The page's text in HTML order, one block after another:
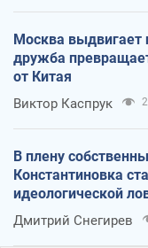
Москва выдвигает
дружба
от Китая
Виктор Каспрук
В плену
Константиновка
идеологической
оккупантов
Дмитрий Снегирев